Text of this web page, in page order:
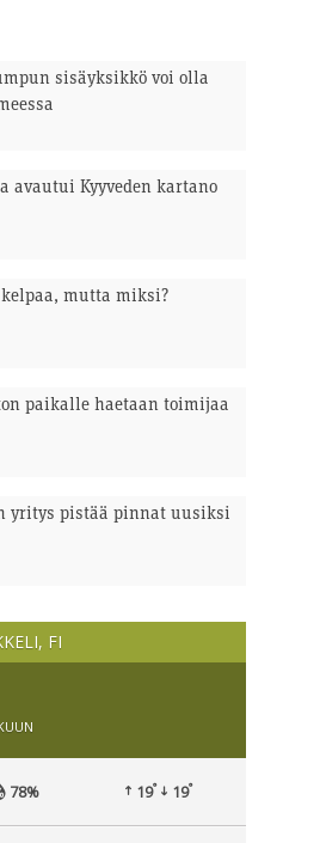
sisäyksikkö voi olla
avautui Kyyveden kartano
mutta miksi?
paikalle haetaan toimijaa
yritys pistää pinnat uusiksi
FI
78% 19° 19°